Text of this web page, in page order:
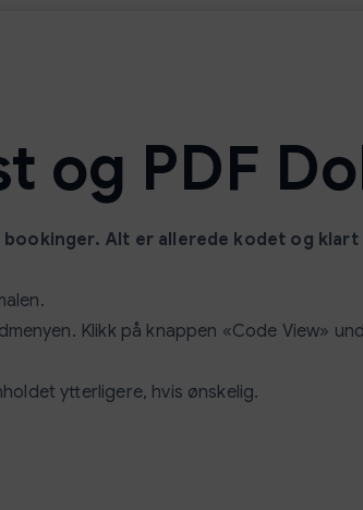
og PDF
Alt er allerede kodet og
Klikk på knappen «Code View»
ytterligere, hvis ønskelig.